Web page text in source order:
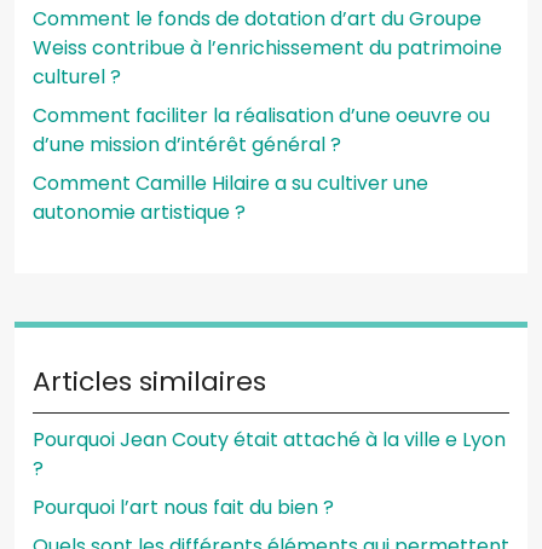
Comment le fonds de dotation d’art du Groupe
Weiss contribue à l’enrichissement du patrimoine
culturel ?
Comment faciliter la réalisation d’une oeuvre ou
d’une mission d’intérêt général ?
Comment Camille Hilaire a su cultiver une
autonomie artistique ?
Articles similaires
Pourquoi Jean Couty était attaché à la ville e Lyon
?
Pourquoi l’art nous fait du bien ?